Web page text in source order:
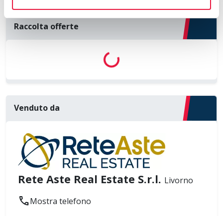
Raccolta offerte
Loading...
Venduto da
Rete Aste Real Estate S.r.l. Livorno
callMostra telefono